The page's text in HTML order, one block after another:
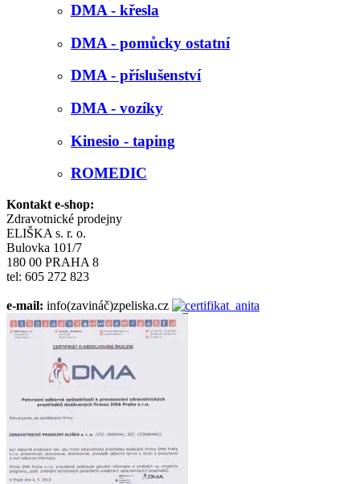
DMA - křesla
DMA - pomůcky ostatní
DMA - příslušenství
DMA - vozíky
Kinesio - taping
ROMEDIC
Kontakt e-shop:
Zdravotnické prodejny
ELIŠKA s. r. o.
Bulovka 101/7
180 00 PRAHA 8
tel: 605 272 823
e-mail: info(zavináč)zpeliska.cz